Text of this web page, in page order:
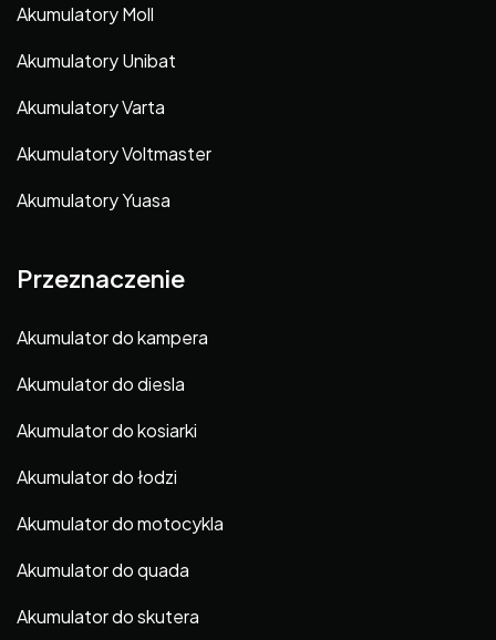
Akumulatory Moll
Akumulatory Unibat
Akumulatory Varta
Akumulatory Voltmaster
Akumulatory Yuasa
Przeznaczenie
Akumulator do kampera
Akumulator do diesla
Akumulator do kosiarki
Akumulator do łodzi
Akumulator do motocykla
Akumulator do quada
Akumulator do skutera